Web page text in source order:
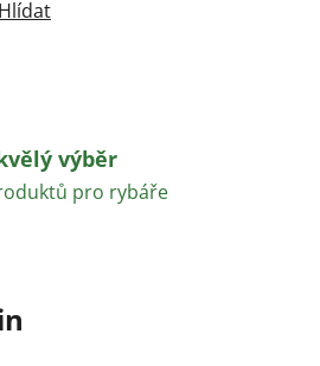
Hlídat
výběr
pro rybáře